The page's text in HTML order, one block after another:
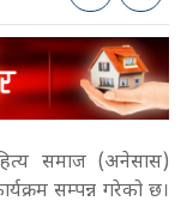
समाज (अनेसास)
सम्पन्न गरेको छ।